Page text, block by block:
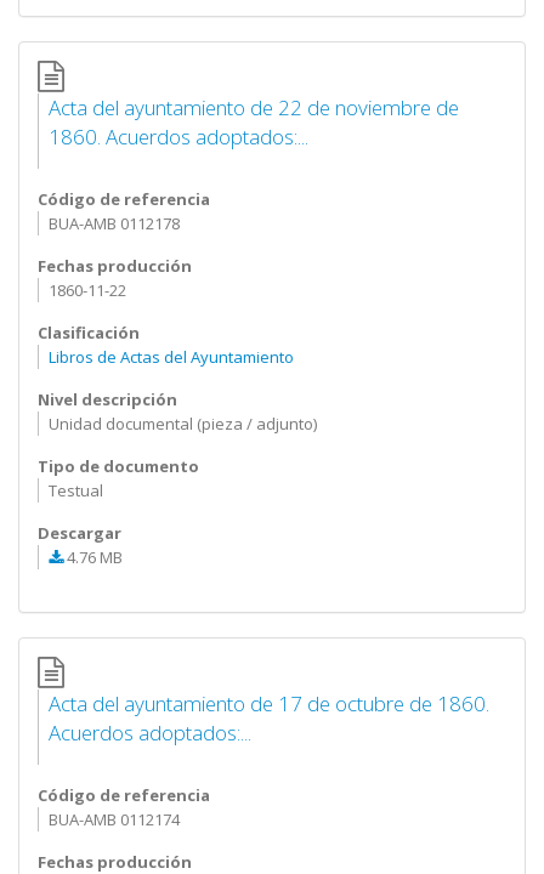
Acta del ayuntamiento de 22 de noviembre de
1860. Acuerdos adoptados:...
Código de referencia
BUA-AMB 0112178
Fechas producción
1860-11-22
Clasificación
Libros de Actas del Ayuntamiento
Nivel descripción
Unidad documental (pieza / adjunto)
Tipo de documento
Testual
Descargar
4.76 MB
Acta del ayuntamiento de 17 de octubre de 1860.
Acuerdos adoptados:...
Código de referencia
BUA-AMB 0112174
Fechas producción